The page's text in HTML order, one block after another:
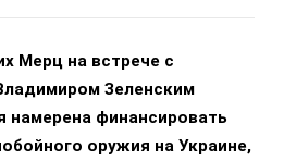
Мерц на встрече с
Зеленским
намерена финансировать
оружия на Украине,